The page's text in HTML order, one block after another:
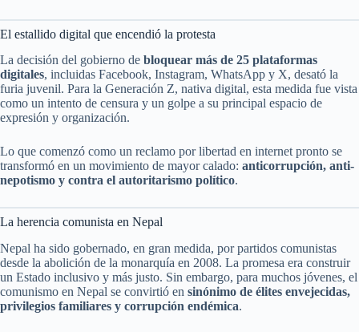
El estallido digital que encendió la protesta
La decisión del gobierno de bloquear más de 25 plataformas
digitales, incluidas Facebook, Instagram, WhatsApp y X, desató la
furia juvenil. Para la Generación Z, nativa digital, esta medida fue vista
como un intento de censura y un golpe a su principal espacio de
expresión y organización.
Lo que comenzó como un reclamo por libertad en internet pronto se
transformó en un movimiento de mayor calado: anticorrupción, anti-
nepotismo y contra el autoritarismo político.
La herencia comunista en Nepal
Nepal ha sido gobernado, en gran medida, por partidos comunistas
desde la abolición de la monarquía en 2008. La promesa era construir
un Estado inclusivo y más justo. Sin embargo, para muchos jóvenes, el
comunismo en Nepal se convirtió en sinónimo de élites envejecidas,
privilegios familiares y corrupción endémica.